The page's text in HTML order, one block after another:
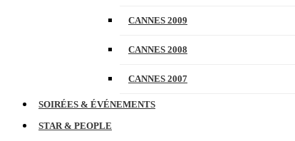
CANNES 2009
CANNES 2008
CANNES 2007
SOIRÉES & ÉVÉNEMENTS
STAR & PEOPLE